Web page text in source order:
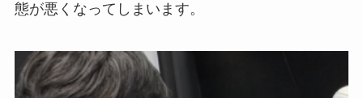
態が悪くなってしまいます。